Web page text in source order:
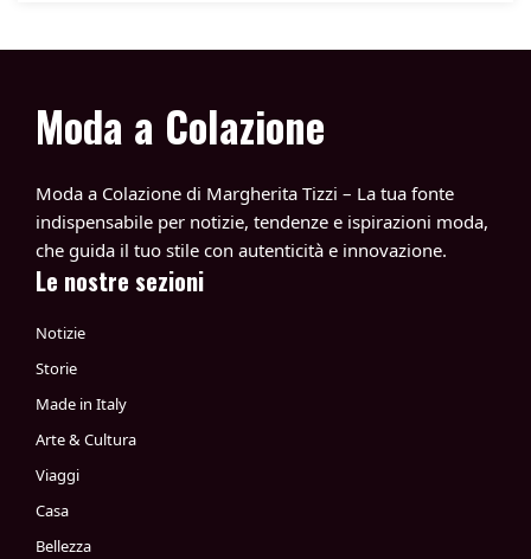
Moda a Colazione
Moda a Colazione di Margherita Tizzi – La tua fonte
indispensabile per notizie, tendenze e ispirazioni moda,
che guida il tuo stile con autenticità e innovazione.
Le nostre sezioni
Notizie
Storie
Made in Italy
Arte & Cultura
Viaggi
Casa
Bellezza